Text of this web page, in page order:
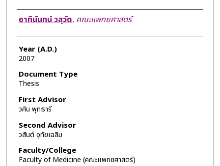
Author
อาทินันทน์ วสุวัต, คณะแพทยศาสตร์
Year (A.D.)
2007
Document Type
Thesis
First Advisor
วศิน พุทธารี
Second Advisor
วสันต์ อุทัยเฉลิม
Faculty/College
Faculty of Medicine (คณะแพทยศาสตร์)